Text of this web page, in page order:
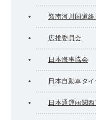
嶺南河川国道
広推委員会
日本海事協会
日本自動車タ
日本通運㈱関